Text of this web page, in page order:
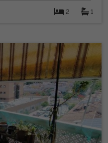
2 1